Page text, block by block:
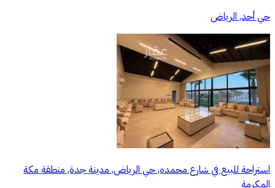
حي أحد, الرياض
استراحة للبيع في شارع محمده, حي الرياض, مدينة جدة, منطقة مكة
المكرمة